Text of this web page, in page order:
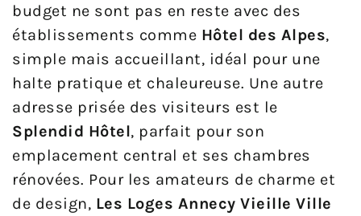
budget ne sont pas en reste avec des
établissements comme Hôtel des Alpes,
simple mais accueillant, idéal pour une
halte pratique et chaleureuse. Une autre
adresse prisée des visiteurs est le
Splendid Hôtel, parfait pour son
emplacement central et ses chambres
rénovées. Pour les amateurs de charme et
de design, Les Loges Annecy Vieille Ville